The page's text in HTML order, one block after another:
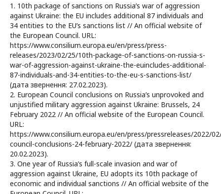
1. 10th package of sanctions on Russia’s war of aggression
against Ukraine: the EU includes additional 87 individuals and
34 entities to the EU’s sanctions list // An official website of
the European Council. URL:
https://www.consilium.europa.eu/en/press/press-
releases/2023/02/25/10th-package-of-sanctions-on-russia-s-
war-of-aggression-against-ukraine-the-euincludes-additional-
87-individuals-and-34-entities-to-the-eu-s-sanctions-list/
(дата звернення: 27.02.2023).
2. European Council conclusions on Russia’s unprovoked and
unjustified military aggression against Ukraine: Brussels, 24
February 2022 // An official website of the European Council.
URL:
https://www.consilium.europa.eu/en/press/pressreleases/2022/
council-conclusions-24-february-2022/ (дата звернення:
20.02.2023).
3. One year of Russia’s full-scale invasion and war of
aggression against Ukraine, EU adopts its 10th package of
economic and individual sanctions // An official website of the